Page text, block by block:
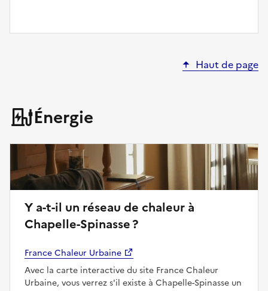
Haut de page
Énergie
Y a-t-il un réseau de chaleur à
Chapelle-Spinasse ?
France Chaleur Urbaine
Avec la carte interactive du site France Chaleur
Urbaine, vous verrez s'il existe à Chapelle-Spinasse un